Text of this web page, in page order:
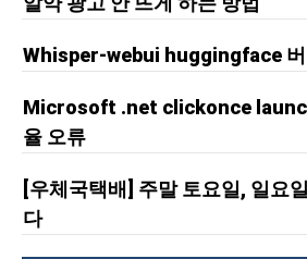
Whisper-webui huggingface 버
Microsoft .net clickonce
율 오류
[우체국택배] 주말 토요일, 일요
다